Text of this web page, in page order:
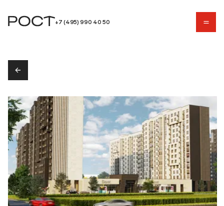
+7 (495) 990 40 50